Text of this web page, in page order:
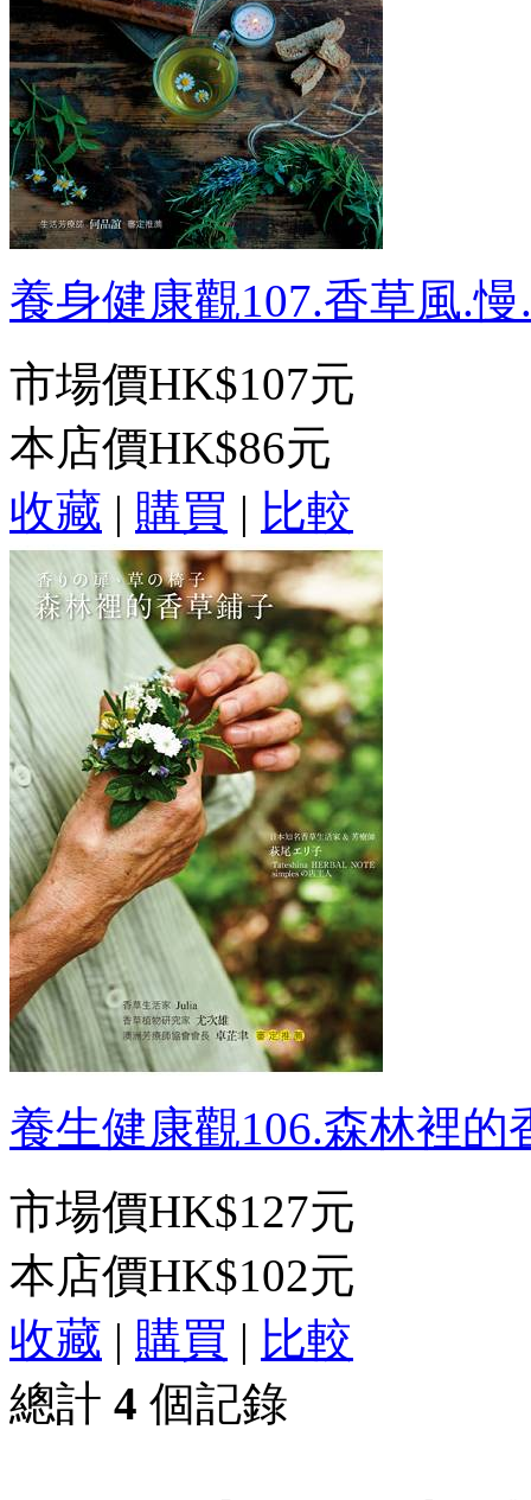
養身健康觀107.香草風.慢
市場價HK$107元
本店價HK$86元
收藏 | 購買 | 比較
養生健康觀106.森林裡的
市場價HK$127元
本店價HK$102元
收藏 | 購買 | 比較
總計 4 個記錄